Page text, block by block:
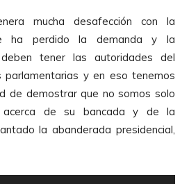
mucha desafección con la
ha perdido la demanda y la
tener las autoridades del
parlamentarias y en eso tenemos
de demostrar que no somos solo
acerca de su bancada y de la
la abanderada presidencial,